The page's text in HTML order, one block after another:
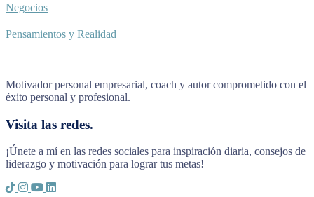
Negocios
Pensamientos y Realidad
Motivador personal empresarial, coach y autor comprometido con el
éxito personal y profesional.
Visita las redes.
¡Únete a mí en las redes sociales para inspiración diaria, consejos de
liderazgo y motivación para lograr tus metas!